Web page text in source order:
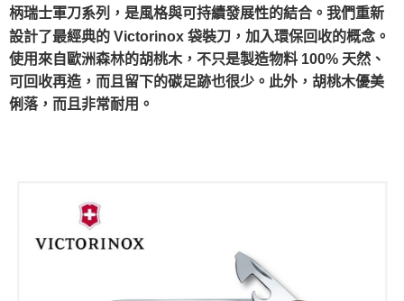
柄瑞士軍刀系列，是風格與可持續發展性的結合。我們重新
設計了最經典的 Victorinox 袋裝刀，加入環保回收的概念。
使用來自歐洲森林的胡桃木，不只是製造物料 100% 天然、
可回收再造，而且留下的碳足跡也很少。此外，胡桃木優美
俐落，而且非常耐用。